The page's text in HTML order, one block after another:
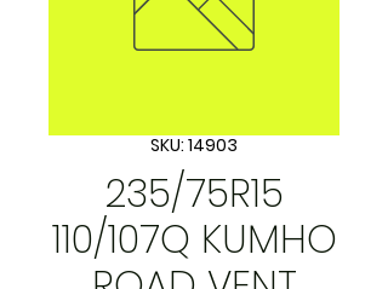
SKU: 14903
235/75R15
110/107Q KUMHO